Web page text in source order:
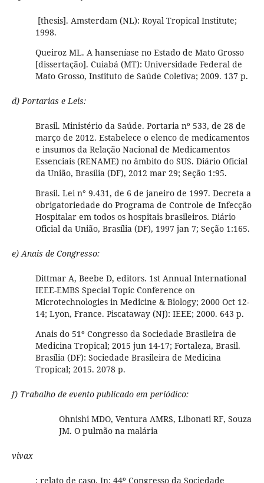
[thesis]. Amsterdam (NL): Royal Tropical Institute;
1998.
Queiroz ML. A hanseníase no Estado de Mato Grosso
[dissertação]. Cuiabá (MT): Universidade Federal de
Mato Grosso, Instituto de Saúde Coletiva; 2009. 137 p.
d) Portarias e Leis:
Brasil. Ministério da Saúde. Portaria nº 533, de 28 de
março de 2012. Estabelece o elenco de medicamentos
e insumos da Relação Nacional de Medicamentos
Essenciais (RENAME) no âmbito do SUS. Diário Oficial
da União, Brasília (DF), 2012 mar 29; Seção 1:95.
Brasil. Lei n° 9.431, de 6 de janeiro de 1997. Decreta a
obrigatoriedade do Programa de Controle de Infecção
Hospitalar em todos os hospitais brasileiros. Diário
Oficial da União, Brasília (DF), 1997 jan 7; Seção 1:165.
e) Anais de Congresso:
Dittmar A, Beebe D, editors. 1st Annual International
IEEE-EMBS Special Topic Conference on
Microtechnologies in Medicine & Biology; 2000 Oct 12-
14; Lyon, France. Piscataway (NJ): IEEE; 2000. 643 p.
Anais do 51º Congresso da Sociedade Brasileira de
Medicina Tropical; 2015 jun 14-17; Fortaleza, Brasil.
Brasília (DF): Sociedade Brasileira de Medicina
Tropical; 2015. 2078 p.
f) Trabalho de evento publicado em periódico:
Ohnishi MDO, Ventura AMRS, Libonati RF, Souza
JM. O pulmão na malária
vivax
: relato de caso. In: 44º Congresso da Sociedade